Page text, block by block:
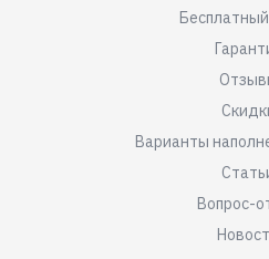
Варианты
Вопрос-